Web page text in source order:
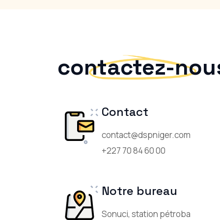
contactez-
Contact
contact@dspniger.com
+227 70 84 60 00
Notre bureau
Sonuci, station pétroba